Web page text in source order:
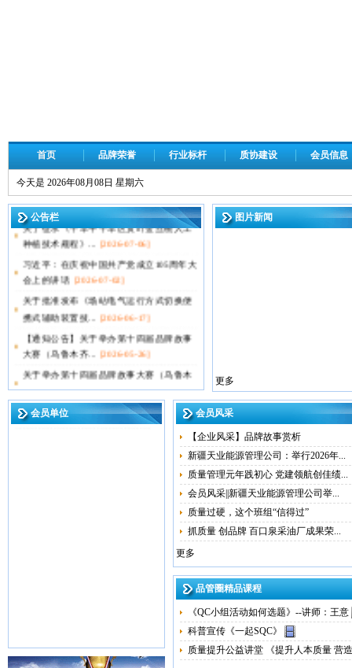
首页 品牌荣誉 行业标杆 质协建设 会员信息
今天是 2026年08月08日 星期六
公告栏
青少年质量管理创新与实践科普活动（第
21期）开始啦！
关于征求《管花肉苁蓉蒸制片》团体标准
关于征求《干旱半干旱区贯叶金丝桃人工
种植技术规程》...
[2026-07-06]
习近平：在庆祝中国共产党成立105周年大
会上的讲话 [2026-07-02]
关于批准发布《场站电气运行方式切换便
携式辅助装置技...
[2026-06-17]
【通知公告】关于举办第十四届品牌故事
大赛（乌鲁木齐...
[2026-05-26]
关于举办第十四届品牌故事大赛（乌鲁木
【时政要闻】习近平：树立和践行正确政
绩观 [2026-04-01]
【通知公告】倒计时5天，“3.15国际消费
图片新闻
更多
会员单位
新疆兴禹建设工程有限公司
中新建电力集团有限责任公司
新疆新研牧神科技有限公司
新疆埃乐欣生物科技有限公司
新疆天惠法思得能源科技有限
新疆西帕健康食品有限公司
新疆汇辰世家文化传媒有限公
司
哈密职业技术学院
新疆天润生物科技股份有限公
中移铁通有限公司新疆分公司 会员风采
【企业风采】品牌故事赏析
新疆天业能源管理公司：举行2026年...
质量管理元年践初心 党建领航创佳绩...
会员风采||新疆天业能源管理公司举...
质量过硬，这个班组“信得过”
抓质量 创品牌 百口泉采油厂成果荣...
更多
品管圈精品课程
《QC小组活动如何选题》--讲师：王意
科普宣传《一起SQC》
质量提升公益讲堂 《提升人本质量 营